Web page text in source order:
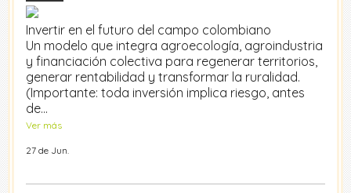
Invertir en el futuro del campo colombiano
Un modelo que integra agroecología, agroindustria
y financiación colectiva para regenerar territorios,
generar rentabilidad y transformar la ruralidad.
(Importante: toda inversión implica riesgo, antes
de…
Ver más
27 de Jun.